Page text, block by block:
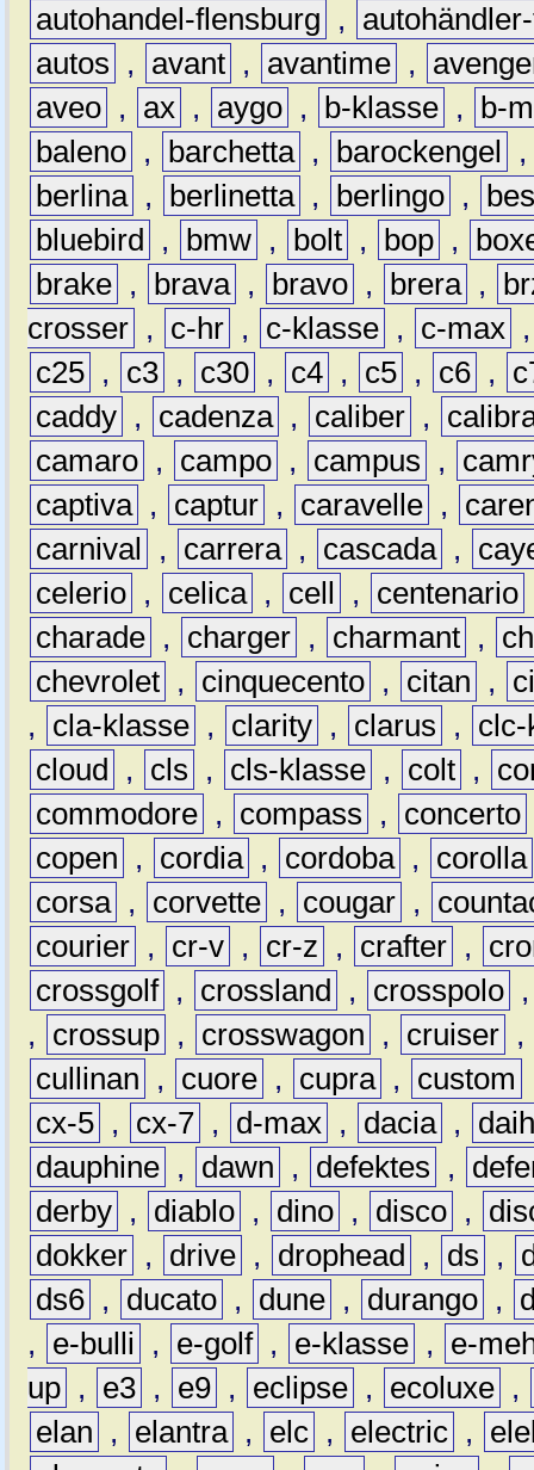
autohandel-flensburg
,
autos
, avant , avantime ,
aveo , ax , aygo , b-klasse ,
b-
baleno , barchetta , barockengel
berlina , berlinetta , berlingo ,
bluebird
, bmw , bolt , bop ,
brake , brava , bravo , brera ,
crosser , c-hr , c-klasse , c-max
c25 , c3 , c30 , c4 , c5 , c6 ,
caddy , cadenza , caliber ,
camaro , campo , campus ,
captiva , captur , caravelle ,
carnival
, carrera , cascada ,
celerio , celica , cell , centenario
charade , charger , charmant ,
chevrolet , cinquecento , citan ,
,
cla-klasse , clarity , clarus ,
clc-
cloud
, cls , cls-klasse , colt ,
commodore , compass , concerto
copen
, cordia , cordoba ,
corolla
corsa , corvette , cougar ,
courier , cr-v , cr-z , crafter ,
crossgolf , crossland , crosspolo
,
crossup , crosswagon , cruiser ,
cullinan
, cuore , cupra , custom
cx-5 , cx-7 , d-max , dacia ,
dauphine , dawn , defektes ,
derby , diablo , dino , disco ,
dokker , drive , drophead , ds ,
ds6 , ducato , dune , durango ,
,
e-bulli , e-golf , e-klasse ,
e-
up , e3 , e9 , eclipse , ecoluxe ,
elan
, elantra , elc , electric ,